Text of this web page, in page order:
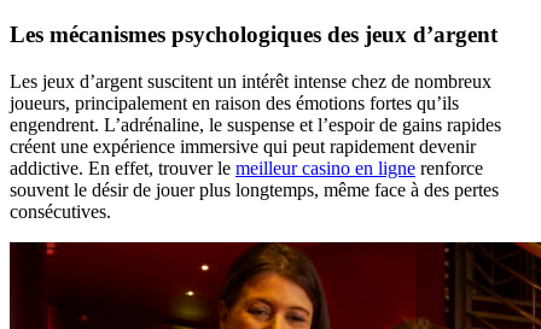
Les mécanismes psychologiques des jeux d’argent
Les jeux d’argent suscitent un intérêt intense chez de nombreux
joueurs, principalement en raison des émotions fortes qu’ils
engendrent. L’adrénaline, le suspense et l’espoir de gains rapides
créent une expérience immersive qui peut rapidement devenir
addictive. En effet, trouver le meilleur casino en ligne renforce
souvent le désir de jouer plus longtemps, même face à des pertes
consécutives.